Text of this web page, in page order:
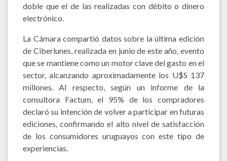
doble que el de las realizadas con débito o dinero
electrónico.
La Cámara compartió datos sobre la última edición
de Ciberlunes, realizada en junio de este año, evento
que se mantiene como un motor clave del gasto en el
sector, alcanzando aproximadamente los U$S 137
millones. Al respecto, según un informe de la
consultora Factum, el 95% de los compradores
declaró su intención de volver a participar en futuras
ediciones, confirmando el alto nivel de satisfacción
de los consumidores uruguayos con este tipo de
experiencias.